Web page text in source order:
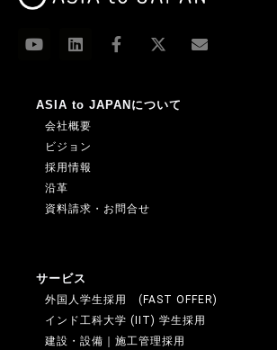
ASIA to JAPANについて
会社概要
ビジョン
採用情報
沿革
資料請求・お問合せ
サービス
外国人学生採用 (FAST OFFER)
インド工科大学 (IIT) 学生採用
建設・設備｜施工管理採用